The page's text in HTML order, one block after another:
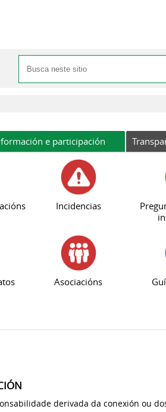
Formulario de busca
Buscar
e participación
Incidencias
Asociacións
derivada da conexión ou